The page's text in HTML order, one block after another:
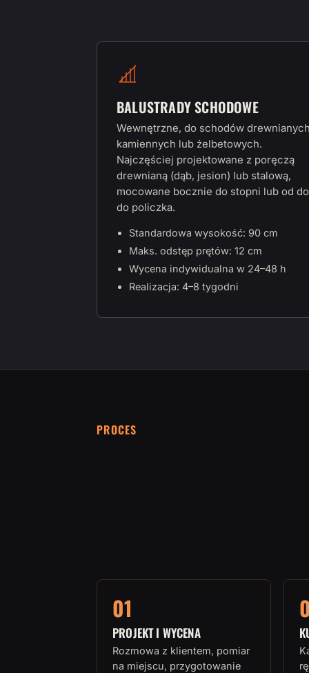
BALUSTRADY SCHODOWE
Wewnętrzne, do schodów
kamiennych lub żelbetowych.
Najczęściej projektowane z poręczą
drewnianą (dąb, jesion) lub stalową,
mocowane bocznie do stopni lub od
do policzka.
Standardowa wysokość: 90 cm
Maks. odstęp prętów: 12 cm
Wycena indywidualna w 24–48 h
Realizacja: 4–8 tygodni
PROCES
01
PROJEKT I WYCENA
Rozmowa z klientem, pomiar
na miejscu, przygotowanie